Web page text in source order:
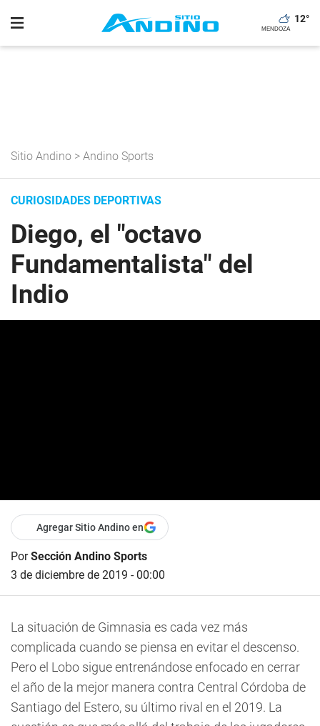
12°
Sitio Andino > Andino Sports
CURIOSIDADES DEPORTIVAS
Diego, el "octavo
Fundamentalista" del
Indio
Agregar Sitio Andino en
PorSección Andino Sports
3 de diciembre de 2019 - 00:00
La situación de Gimnasia es cada vez más
complicada cuando se piensa en evitar el descenso.
Pero el Lobo sigue entrenándose enfocado en cerrar
el año de la mejor manera contra Central Córdoba de
Santiago del Estero, su último rival en el 2019. La